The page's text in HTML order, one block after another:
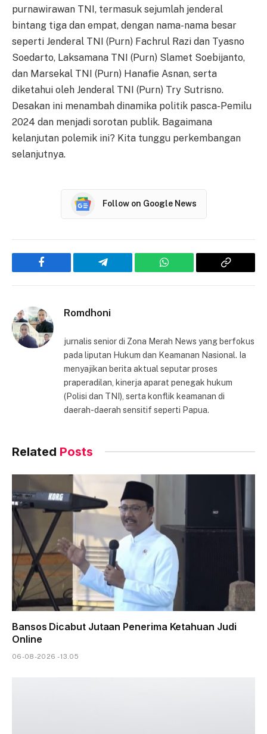
purnawirawan TNI, termasuk sejumlah jenderal
bintang tiga dan empat, dengan nama-nama besar
seperti Jenderal TNI (Purn) Fachrul Razi dan Tyasno
Soedarto, Laksamana TNI (Purn) Slamet Soebijanto,
dan Marsekal TNI (Purn) Hanafie Asnan, serta
diketahui oleh Jenderal TNI (Purn) Try Sutrisno.
Desakan ini menambah dinamika politik pasca-Pemilu
2024 dan menjadi sorotan publik. Bagaimana
kelanjutan polemik ini? Kita tunggu perkembangan
selanjutnya.
Follow on Google News
Facebook Telegram WhatsApp
Copy
Romdhoni
jurnalis senior di Zona Merah News yang berfokus
pada liputan Hukum dan Keamanan Nasional. Ia
menyajikan berita aktual seputar proses
praperadilan, kinerja aparat penegak hukum
(Polisi dan TNI), serta konflik keamanan di
daerah-daerah sensitif seperti Papua.
Related Posts
Bansos Dicabut Jutaan Penerima Ketahuan Judi
Online
06-08-2026 - 13.05